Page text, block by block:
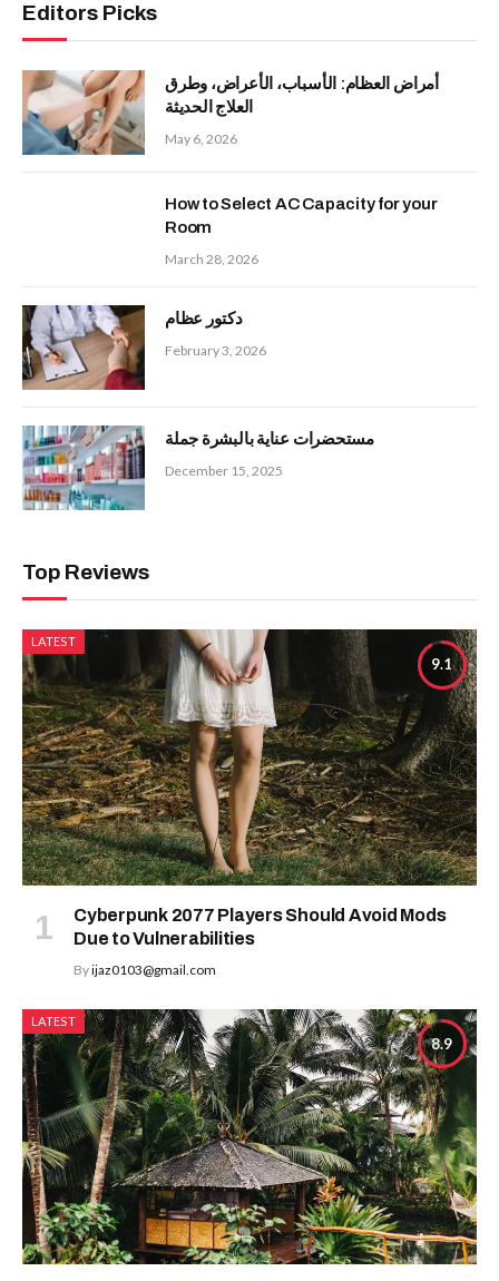
Editors Picks
أمراض العظام: الأسباب، الأعراض، وطرق
العلاج الحديثة
May 6, 2026
How to Select AC Capacity for your
Room
March 28, 2026
دكتور عظام
February 3, 2026
مستحضرات عناية بالبشرة جملة
December 15, 2025
Top Reviews
9.1
LATEST
Cyberpunk 2077 Players Should Avoid Mods
Due to Vulnerabilities
Byijaz0103@gmail.com
8.9
LATEST